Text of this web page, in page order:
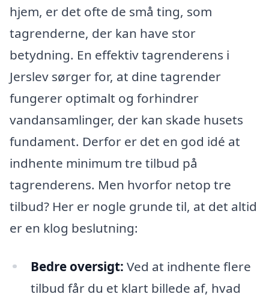
hjem, er det ofte de små ting, som
tagrenderne, der kan have stor
betydning. En effektiv tagrenderens i
Jerslev sørger for, at dine tagrender
fungerer optimalt og forhindrer
vandansamlinger, der kan skade husets
fundament. Derfor er det en god idé at
indhente minimum tre tilbud på
tagrenderens. Men hvorfor netop tre
tilbud? Her er nogle grunde til, at det altid
er en klog beslutning:
Bedre oversigt: Ved at indhente flere
tilbud får du et klart billede af, hvad